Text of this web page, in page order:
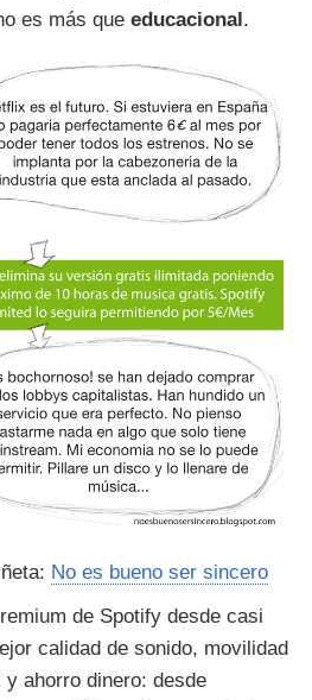
es más que educacional.
No es bueno ser sincero
de Spotify desde casi
calidad de sonido, movilidad
ahorro dinero: desde